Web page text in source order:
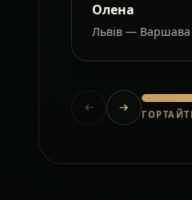
Олена
Львів — Варшава